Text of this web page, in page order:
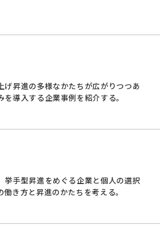
昇進の多様なかたちが広がりつつあ
導入する企業事例を紹介する。
手型昇進をめぐる企業と個人の選択
き方と昇進のかたちを考える。